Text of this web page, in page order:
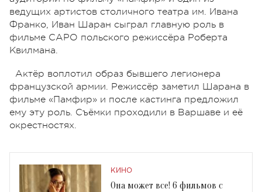
ведущих артистов столичного театра им. Ивана
Франко, Иван Шаран сыграл главную роль в
фильме CAPO польского режиссёра Роберта
Квилмана.
Актёр воплотил образ бывшего легионера
французской армии. Режиссёр заметил Шарана в
фильме «Памфир» и после кастинга предложил
ему эту роль. Съёмки проходили в Варшаве и её
окрестностях.
КИНО
Она может все! 6 фильмов с